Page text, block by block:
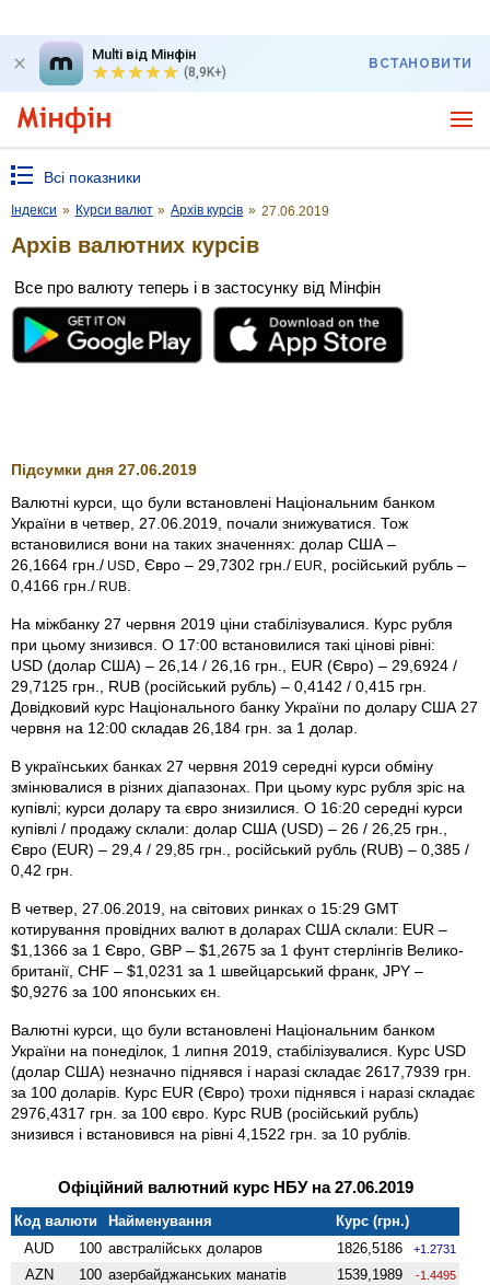
Multi від Мінфін
(8,9K+)
ВСТАНОВИТИ
Всі показники
Індекси » Курси валют » Архів курсів » 27.06.2019
Архів валютних курсів
Все про валюту теперь і в застосунку від Мінфін
Підсумки дня 27.06.2019
Валютні курси, що були встановлені Національним банком
України в четвер, 27.06.2019, почали знижуватися. Тож
встановилися вони на таких значеннях: долар США –
26,1664 грн./ USD , Євро – 29,7302 грн./ EUR
, російський рубль –
0,4166 грн./ RUB
На міжбанку 27 червня 2019 ціни стабілізувалися. Курс рубля
при цьому знизився. О 17:00 встановилися такі цінові рівні:
USD (долар США) – 26,14 / 26,16 грн., EUR (Євро) – 29,6924 /
29,7125 грн., RUB (російський рубль) – 0,4142 / 0,415 грн.
Довідковий курс Національного банку України по долару США 27
червня на 12:00 складав 26,184 грн. за 1 долар.
В українських банках 27 червня 2019 середні курси обміну
змінювалися в різних діапазонах. При цьому курс рубля зріс на
купівлі; курси долару та євро знизилися. О 16:20 середні курси
купівлі / продажу склали: долар США (USD) – 26 / 26,25 грн.,
Євро (EUR) – 29,4 / 29,85 грн., російський рубль (RUB) – 0,385 /
0,42 грн.
В четвер, 27.06.2019, на світових ринках о 15:29 GMT
котирування провідних валют в доларах США склали: EUR –
$1,1366 за 1 Євро, GBP – $1,2675 за 1 фунт стерлінгів Велико­
британії, CHF – $1,0231 за 1 швейцарський франк, JPY –
$0,9276 за 100 японських єн.
Валютні курси, що були встановлені Національним банком
України на понеділок, 1 липня 2019, стабілізувалися. Курс USD
(долар США) незначно піднявся і наразі складає 2617,7939 грн.
за 100 доларів. Курс EUR (Євро) трохи піднявся і наразі складає
2976,4317 грн. за 100 євро. Курс RUB (російський рубль)
знизився і встановився на рівні 4,1522 грн. за 10 рублів.
Офіційний валютний курс НБУ на 27.06.2019
Код валюти Найменування
Курс (грн.)
AUD
100 австралійськх доларов 1826,5186 +1.2731
AZN 100 азербайджанських манатів 1539,1989 -1.4495